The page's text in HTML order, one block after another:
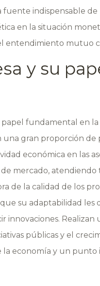
indispensable
en la situación
entendimiento mutuo
y su
fundamental en
gran proporción
económica en las
mercado,
de la calidad de los
su adaptabilidad les
Realizan
públicas y el
economía y un